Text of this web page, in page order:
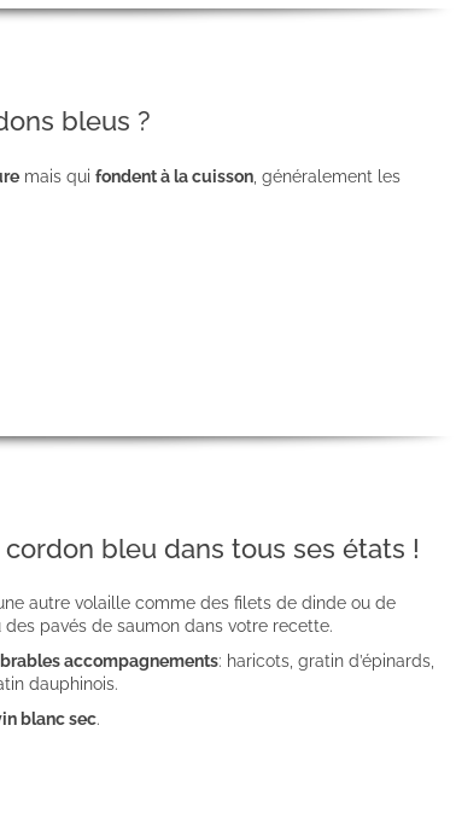
bleus ?
mais qui fondent à la cuisson , généralement les
bleu dans tous ses états !
autre volaille comme des filets de dinde ou de
pavés de saumon dans votre recette.
accompagnements: haricots, gratin d’épinards,
dauphinois.
blanc sec.